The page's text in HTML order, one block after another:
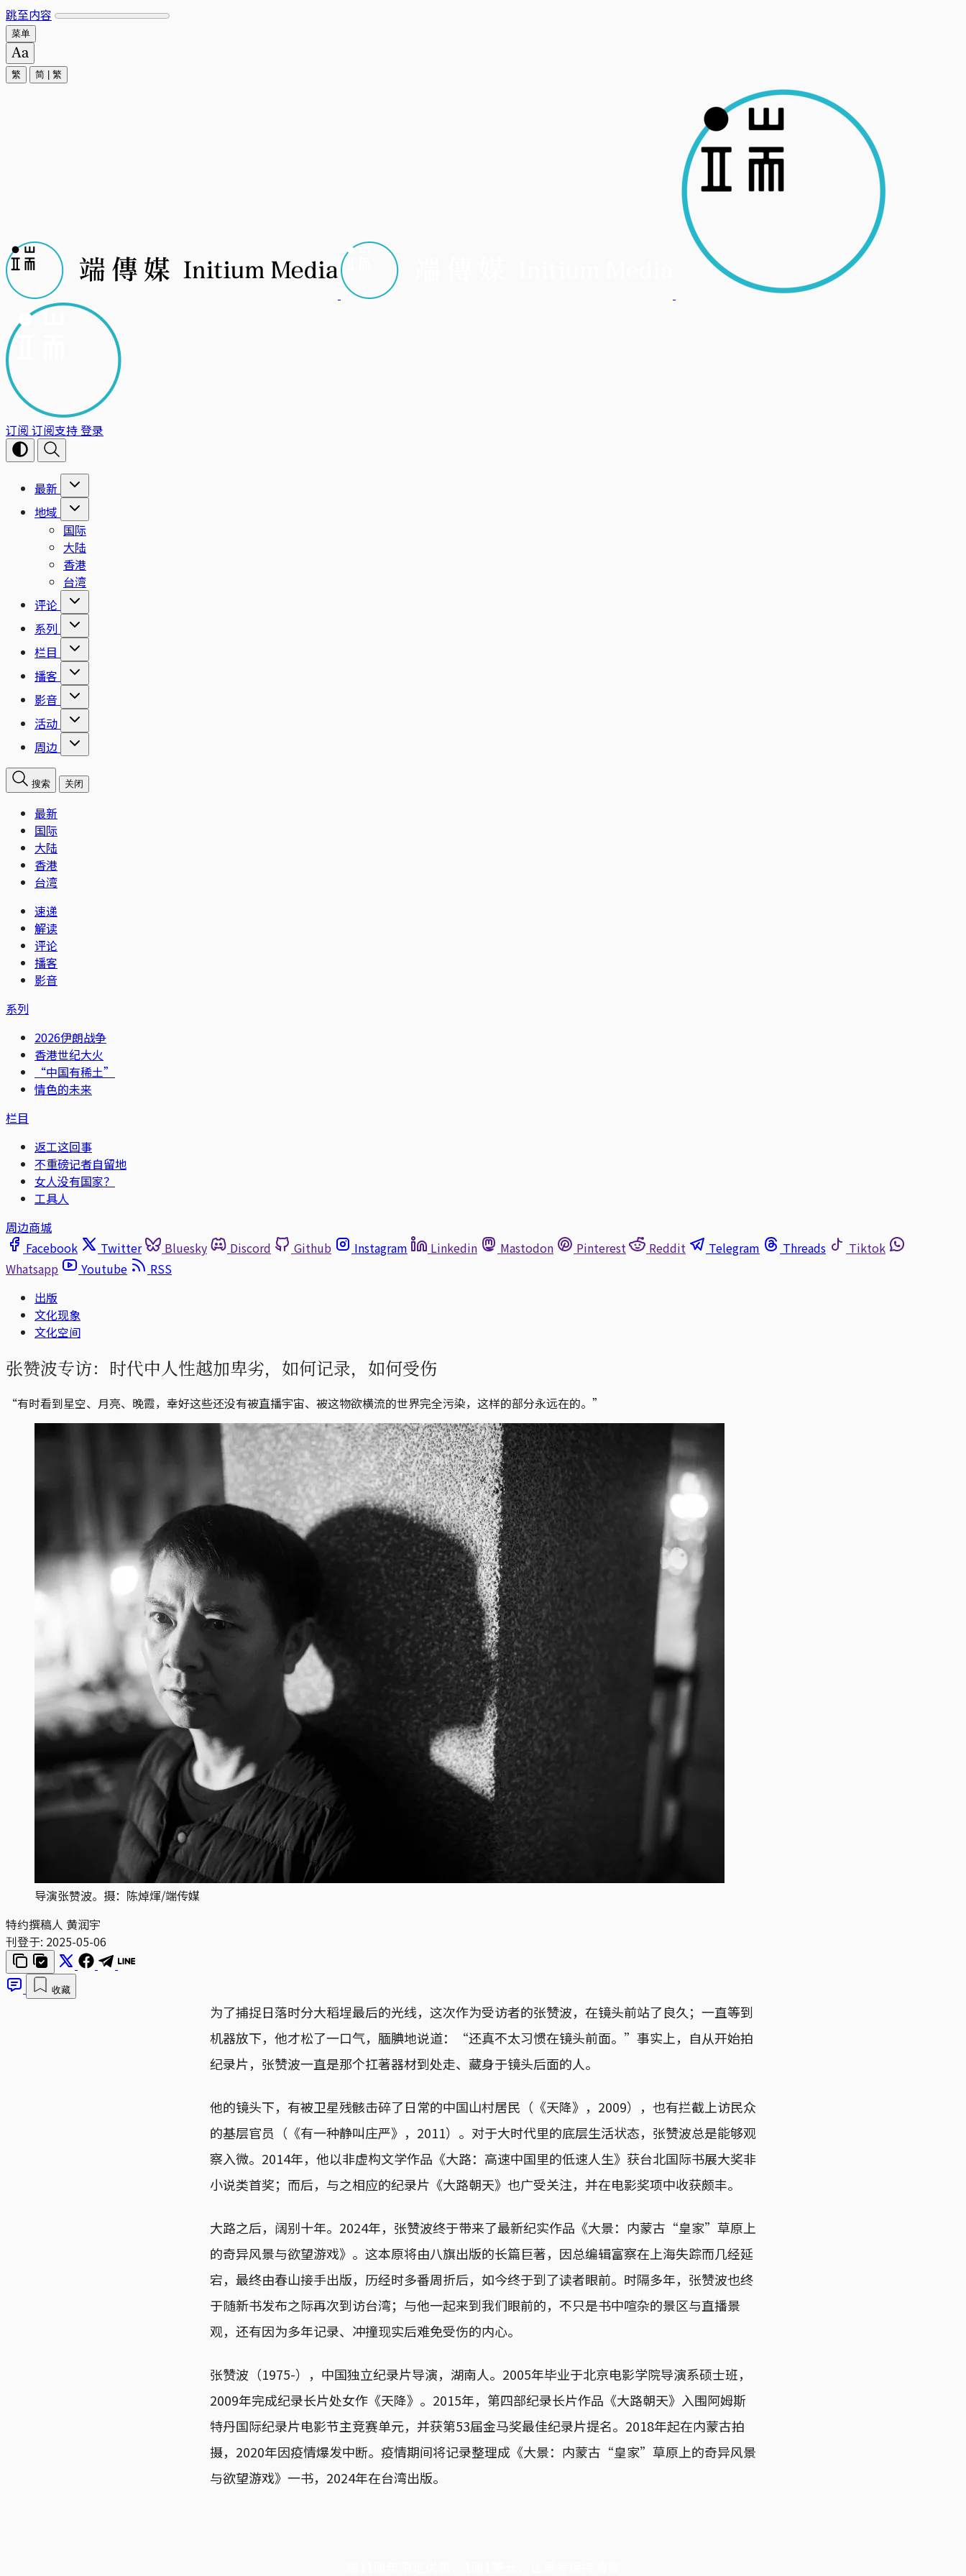
跳至内容
菜单
繁 简 繁
订阅 订阅支持登录
最新
地域
国际
大陆
香港
台湾
评论
系列
栏目
播客
影音
活动
周边
搜索 关闭
最新
国际
大陆
香港
台湾
速递
解读
评论
播客
影音
系列
2026伊朗战争
香港世纪大火
“中国有稀土”
情色的未来
栏目
返工这回事
不重磅记者自留地
女人没有国家？
工具人
周边商城
Facebook
Twitter Bluesky Discord Github Instagram Linkedin Mastodon Pinterest Reddit Telegram Threads
Tiktok
Whatsapp
Youtube
RSS
出版
文化现象
文化空间
张赞波专访：时代中人性越加卑劣，如何记录，如何受伤
“有时看到星空、月亮、晚霞，幸好这些还没有被直播宇宙、被这物欲横流的世界完全污染，这样的部分永远在的。”
导演张赞波。摄：陈焯煇/端传媒
特约撰稿人 黄润宇
刊登于: 2025-05-06
收藏
为了捕捉日落时分大稻埕最后的光线，这次作为受访者的张赞波，在镜头前站了良久；一直等到
机器放下，他才松了一口气，腼腆地说道：“还真不太习惯在镜头前面。”事实上，自从开始拍
纪录片，张赞波一直是那个扛著器材到处走、藏身于镜头后面的人。
他的镜头下，有被卫星残骸击碎了日常的中国山村居民（《天降》，2009），也有拦截上访民众
的基层官员（《有一种静叫庄严》，2011）。对于大时代里的底层生活状态，张赞波总是能够观
察入微。2014年，他以非虚构文学作品《大路：高速中国里的低速人生》获台北国际书展大奖非
小说类首奖；而后，与之相应的纪录片《大路朝天》也广受关注，并在电影奖项中收获颇丰。
大路之后，阔别十年。2024年，张赞波终于带来了最新纪实作品《大景：内蒙古“皇家”草原上
的奇异风景与欲望游戏》。这本原将由八旗出版的长篇巨著，因总编辑富察在上海失踪而几经延
宕，最终由春山接手出版，历经时多番周折后，如今终于到了读者眼前。时隔多年，张赞波也终
于随新书发布之际再次到访台湾；与他一起来到我们眼前的，不只是书中喧杂的景区与直播景
观，还有因为多年记录、冲撞现实后难免受伤的内心。
张赞波（1975-），中国独立纪录片导演，湖南人。2005年毕业于北京电影学院导演系硕士班，
2009年完成纪录长片处女作《天降》。2015年，第四部纪录长片作品《大路朝天》入围阿姆斯
特丹国际纪录片电影节主竞赛单元，并获第53届金马奖最佳纪录片提名。2018年起在内蒙古拍
摄，2020年因疫情爆发中断。疫情期间将记录整理成《大景：内蒙古“皇家”草原上的奇异风景
与欲望游戏》一书，2024年在台湾出版。